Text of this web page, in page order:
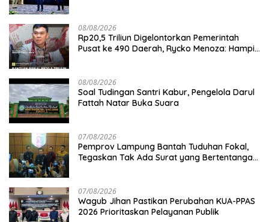
08/08/2026
Rp20,5 Triliun Digelontorkan Pemerintah
Pusat ke 490 Daerah, Rycko Menoza: Hampir
08/08/2026
Soal Tudingan Santri Kabur, Pengelola Darul
Fattah Natar Buka Suara
07/08/2026
Pemprov Lampung Bantah Tuduhan Fokal,
Tegaskan Tak Ada Surat yang Bertentangan
07/08/2026
Wagub Jihan Pastikan Perubahan KUA-PPAS
2026 Prioritaskan Pelayanan Publik